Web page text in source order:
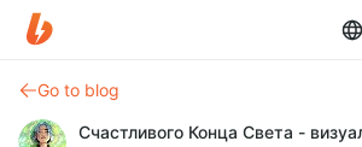
Go to blog